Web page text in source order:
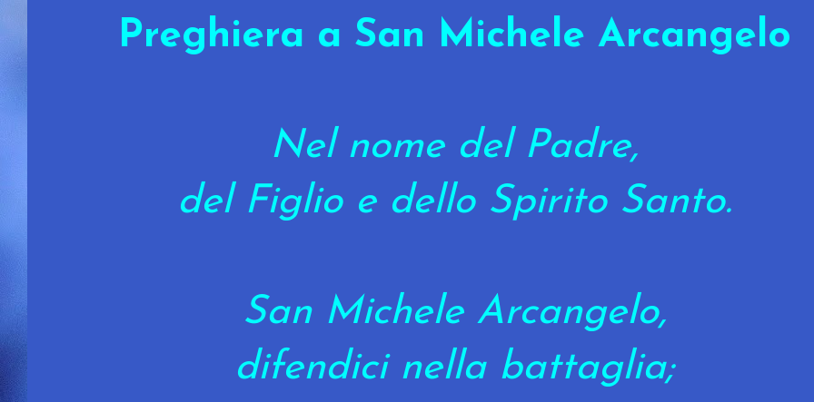
Preghiera a San Michele Arcangelo
Nel nome del Padre,
del Figlio e dello Spirito Santo.
San Michele Arcangelo,
difendici nella battaglia;